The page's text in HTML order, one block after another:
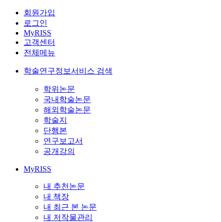
회원가입
로그인
MyRISS
고객센터
전체메뉴
학술연구정보서비스 검색
학위논문
국내학술논문
해외학술논문
학술지
단행본
연구보고서
공개강의
MyRISS
내 추천논문
내 책장
내 최근 본 논문
내 저작물관리